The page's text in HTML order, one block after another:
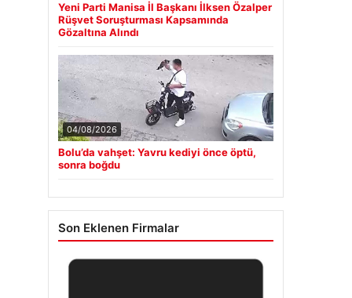
Yeni Parti Manisa İl Başkanı İlksen Özalper
Rüşvet Soruşturması Kapsamında
Gözaltına Alındı
04/08/2026
Bolu’da vahşet: Yavru kediyi önce öptü,
sonra boğdu
Son Eklenen Firmalar